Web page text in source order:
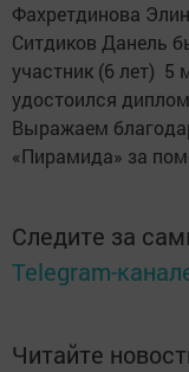
Фахретдинова
Ситдиков Данель
участник (6 лет) 5
удостоился
Выражаем
«Пирамида» за
Следите за
Telegram-
Читайте